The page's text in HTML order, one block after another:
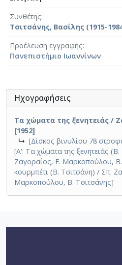
Συνθέτης
Τσιτσάνης, Βασίλης (1915-
Προέλευση εγγραφής
Πανεπιστήμιο Ιωαννίνων
Ηχογραφήσεις
Τα χώματα της ξενητειάς /
[1952]
↳ [Δίσκος βινυλίου 78
[Α': Τα χώματα της ξενητειάς
Ζαγοραίος, Ε. Μαρκοπούλου,
κουρμπέτι (Β. Τσιτσάνη) / Σπ.
Μαρκοπούλου, Β. Τσιτσάνης]